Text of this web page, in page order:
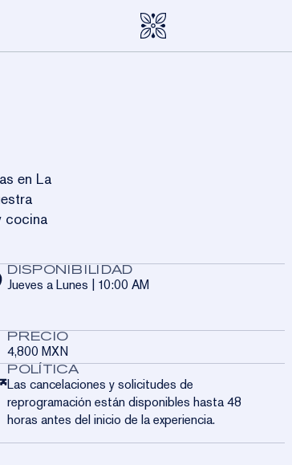
Explorar
en La
cocina
DISPONIBILIDAD
Jueves a Lunes | 10:00 AM
PRECIO
4,800 MXN
POLÍTICA
Las cancelaciones y solicitudes de
reprogramación están disponibles hasta 48
horas antes del inicio de la experiencia.